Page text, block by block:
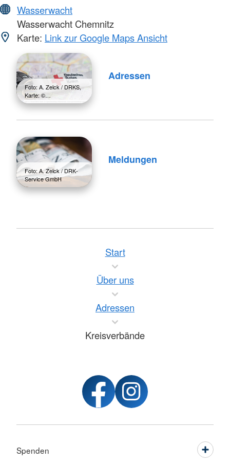
Wasserwacht
Wasserwacht Chemnitz
Karte: Link zur Google Maps Ansicht
Foto: A. Zelck / DRKS,
Karte: ©…
Adressen
Foto: A. Zelck / DRK-
Service GmbH
Meldungen
Start
Über uns
Adressen
Kreisverbände
Spenden